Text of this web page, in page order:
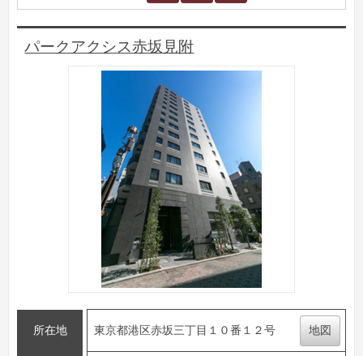
パークアクシス赤坂見附
所在地 東京都港区赤坂三丁目１０番１２号 地図